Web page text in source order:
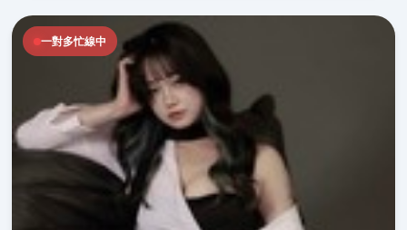
一對多忙線中